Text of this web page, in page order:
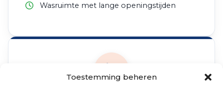
Toestemming beheren
Wasruimte met lange openingstijden